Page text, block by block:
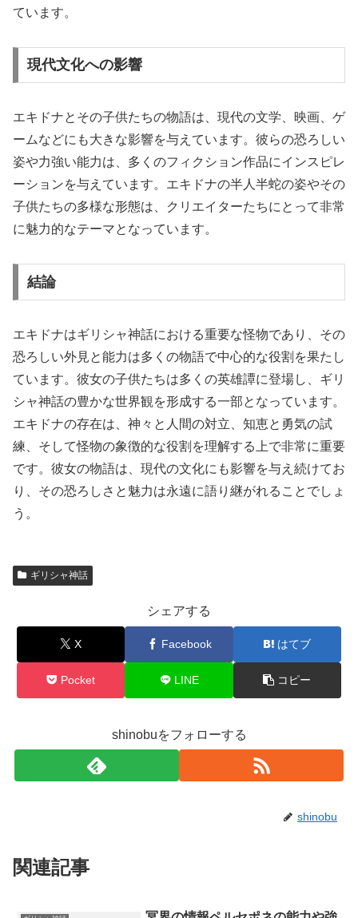
ています。
現代文化への影響
エキドナとその子供たちの物語は、現代の文学、映画、ゲ
ームなどにも大きな影響を与えています。彼らの恐ろしい
姿や力強い能力は、多くのフィクション作品にインスピレ
ーションを与えています。エキドナの半人半蛇の姿やその
子供たちの多様な形態は、クリエイターたちにとって非常
に魅力的なテーマとなっています。
結論
エキドナはギリシャ神話における重要な怪物であり、その
恐ろしい外見と能力は多くの物語で中心的な役割を果たし
ています。彼女の子供たちは多くの英雄譚に登場し、ギリ
シャ神話の豊かな世界観を形成する一部となっています。
エキドナの存在は、神々と人間の対立、知恵と勇気の試
練、そして怪物の象徴的な役割を理解する上で非常に重要
です。彼女の物語は、現代の文化にも影響を与え続けてお
り、その恐ろしさと魅力は永遠に語り継がれることでしょ
う。
ギリシャ神話
シェアする
X Facebook はてブ
Pocket LINE コピー
shinobuをフォローする
shinobu
関連記事